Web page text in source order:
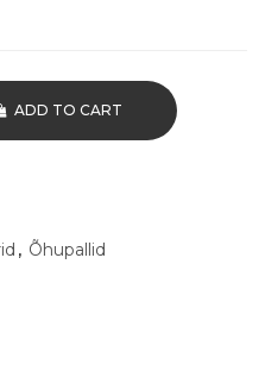
ADD TO CART
, Õhupallid